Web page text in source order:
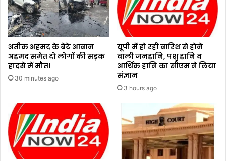
अतीक अहमद के बेटे आबान
अहमद समेत दो लोगों की सड़क
हादसे में मौत।
30 minutes ago
यूपी में हो रही बारिश से होने
वाली जनहानि, पशु हानि व
आर्थिक हानि का सीएम ने लिया
संज्ञान
3 hours ago